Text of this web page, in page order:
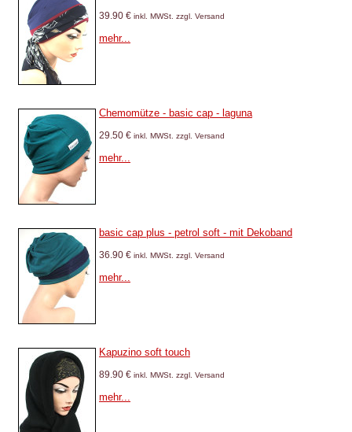
39.90 € inkl. MWSt. zzgl. Versand
mehr...
Chemomütze - basic cap - laguna
29.50 € inkl. MWSt. zzgl. Versand
mehr...
basic cap plus - petrol soft - mit Dekoband
36.90 € inkl. MWSt. zzgl. Versand
mehr...
Kapuzino soft touch
89.90 € inkl. MWSt. zzgl. Versand
mehr...